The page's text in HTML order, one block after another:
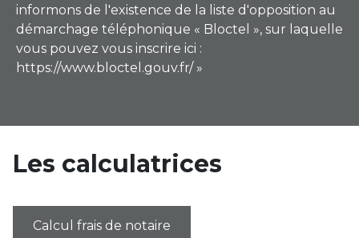
informons de l'existence de la liste d'opposition au
démarchage téléphonique « Bloctel », sur laquelle
vous pouvez vous inscrire ici :
https://www.bloctel.gouv.fr/ »
Les calculatrices
Calcul frais de notaire